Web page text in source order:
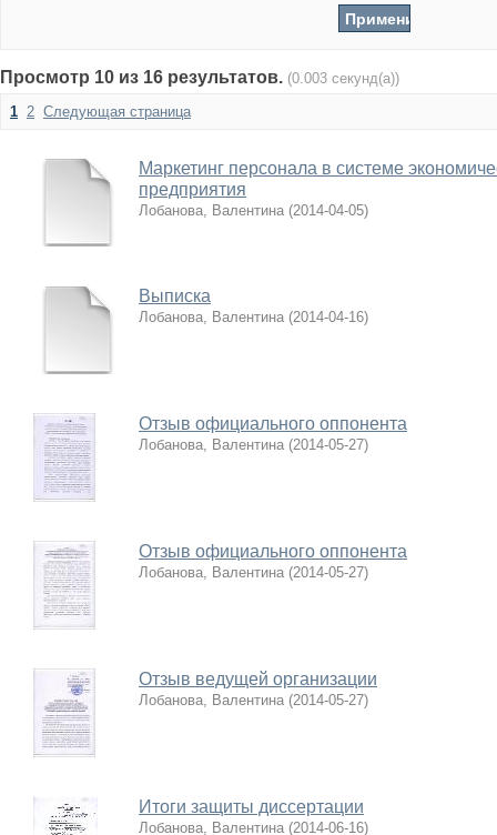
Просмотр 10 из 16 результатов. (0.003 секунд(а))
1 2 Следующая страница
Маркетинг персонала в системе
предприятия
Лобанова, Валентина (2014-04-05)
Выписка
Лобанова, Валентина (2014-04-16)
Отзыв официального оппонента
Лобанова, Валентина (2014-05-27)
Отзыв официального оппонента
Лобанова, Валентина (2014-05-27)
Отзыв ведущей организации
Лобанова, Валентина (2014-05-27)
Итоги защиты диссертации
Лобанова, Валентина (2014-06-16)